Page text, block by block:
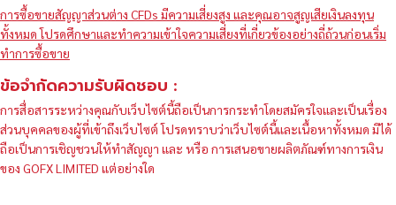
การซื้อขายสัญญาส่วนต่าง CFDs มีความเสี่ยงสูง และคุณอาจสูญเสียเงินลงทุน
ทั้งหมด โปรดศึกษาและทำความเข้าใจความเสี่ยงที่เกี่ยวข้องอย่างถี่ถ้วนก่อนเริ่ม
ทำการซื้อขาย
ข้อจำกัดความรับผิดชอบ :
การสื่อสารระหว่างคุณกับเว็บไซต์นี้ถือเป็นการกระทำโดยสมัครใจและเป็นเรื่อง
ส่วนบุคคลของผู้ที่เข้าถึงเว็บไซต์ โปรดทราบว่าเว็บไซต์นี้และเนื้อหาทั้งหมด มิได้
ถือเป็นการเชิญชวนให้ทำสัญญา และ หรือ การเสนอขายผลิตภัณฑ์ทางการเงิน
ของ GOFX LIMITED แต่อย่างใด